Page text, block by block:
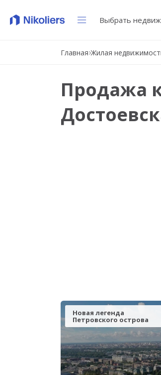
Выбрать
Главная Жилая
Продажа
Новая легенда
Петровского острова